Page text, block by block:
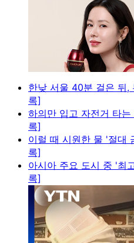
한낮 서울 40분 걸은 뒤,
록]
하의만 입고 자전거 타
록]
이럴 때 시원한 물 '절대
록]
아시아 주요 도시 중 '최
록]